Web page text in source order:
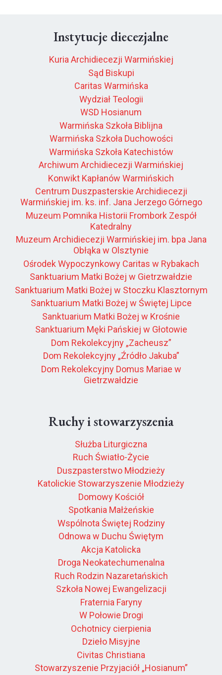
Instytucje diecezjalne
Kuria Archidiecezji Warmińskiej
Sąd Biskupi
Caritas Warmińska
Wydział Teologii
WSD Hosianum
Warmińska Szkoła Biblijna
Warmińska Szkoła Duchowości
Warmińska Szkoła Katechistów
Archiwum Archidiecezji Warmińskiej
Konwikt Kapłanów Warmińskich
Centrum Duszpasterskie Archidiecezji
Warmińskiej im. ks. inf. Jana Jerzego Górnego
Muzeum Pomnika Historii Frombork Zespół
Katedralny
Muzeum Archidiecezji Warmińskiej im. bpa Jana
Obłąka w Olsztynie
Ośrodek Wypoczynkowy Caritas w Rybakach
Sanktuarium Matki Bożej w Gietrzwałdzie
Sanktuarium Matki Bożej w Stoczku Klasztornym
Sanktuarium Matki Bożej w Świętej Lipce
Sanktuarium Matki Bożej w Krośnie
Sanktuarium Męki Pańskiej w Głotowie
Dom Rekolekcyjny „Zacheusz”
Dom Rekolekcyjny „Źródło Jakuba”
Dom Rekolekcyjny Domus Mariae w
Gietrzwałdzie
Ruchy i stowarzyszenia
Służba Liturgiczna
Ruch Światło-Życie
Duszpasterstwo Młodzieży
Katolickie Stowarzyszenie Młodzieży
Domowy Kościół
Spotkania Małżeńskie
Wspólnota Świętej Rodziny
Odnowa w Duchu Świętym
Akcja Katolicka
Droga Neokatechumenalna
Ruch Rodzin Nazaretańskich
Szkoła Nowej Ewangelizacji
Fraternia Faryny
W Połowie Drogi
Ochotnicy cierpienia
Dzieło Misyjne
Civitas Christiana
Stowarzyszenie Przyjaciół „Hosianum”